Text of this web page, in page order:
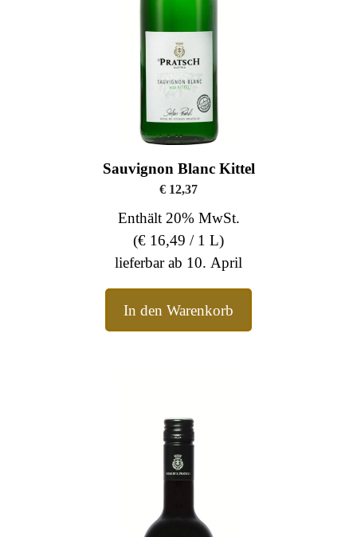
Sauvignon Blanc Kittel
€ 12,37
Enthält 20% MwSt.
(€ 16,49 / 1 L)
lieferbar ab 10. April
In den Warenkorb